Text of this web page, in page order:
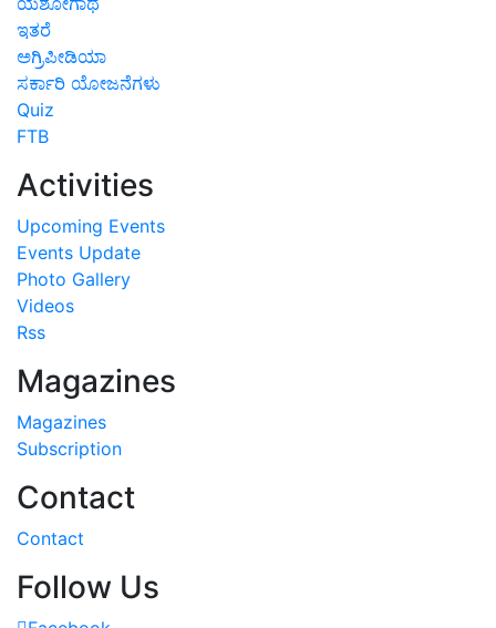
ಇತರೆ
ಅಗ್ರಿಪೀಡಿಯಾ
ಸರ್ಕಾರಿ ಯೋಜನೆಗಳು
Quiz
FTB
Activities
Upcoming Events
Events Update
Photo Gallery
Videos
Rss
Magazines
Magazines
Subscription
Contact
Contact
Follow Us